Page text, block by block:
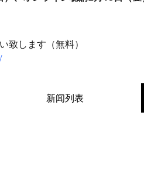
致します（無料）
新闻列表